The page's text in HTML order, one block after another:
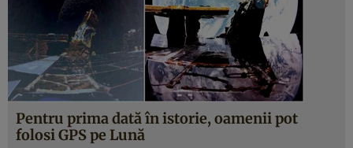
Pentru prima dată în istorie, oamenii pot
folosi GPS pe Lună